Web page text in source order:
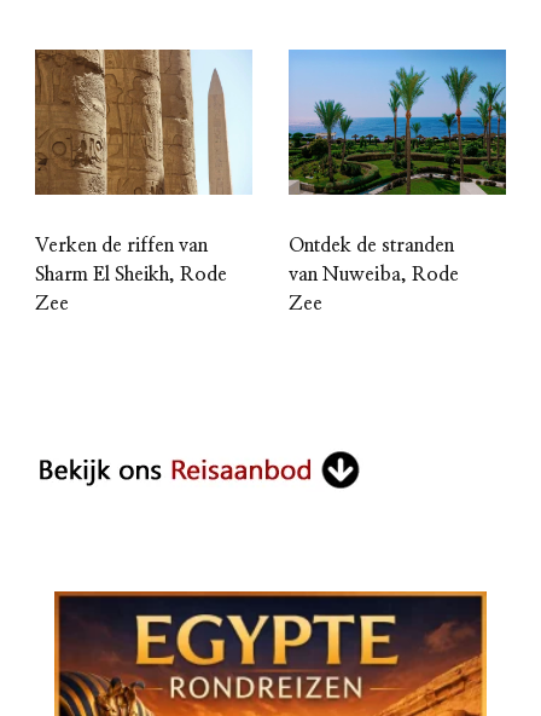
Verken de riffen van
Sharm El Sheikh, Rode
Zee
Ontdek de stranden
van Nuweiba, Rode
Zee